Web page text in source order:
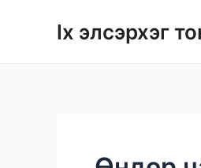
lx элсэрхэг